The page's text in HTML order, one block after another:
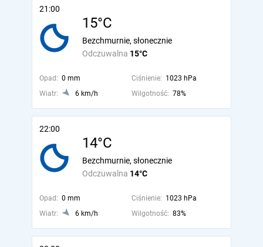
21:00
15°C
Odczuwalna 15°C
Bezchmurnie, słonecznie
Opad: 0 mm Ciśnienie: 1023 hPa
Wiatr:
6 km/h Wilgotność: 78%
22:00
14°C
Odczuwalna 14°C
Bezchmurnie, słonecznie
Opad: 0 mm Ciśnienie: 1023 hPa
Wiatr:
6 km/h Wilgotność: 83%